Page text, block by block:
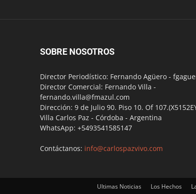
SOBRE NOSOTROS
Director Periodístico: Fernando Agüero -
Director Comercial: Fernando Villa -
fernando.villa@fmazul.com
Dirección: 9 de Julio 90. Piso 10. Of
Villa Carlos Paz - Córdoba - Argentina
WhatsApp: +5493541585147
Contáctanos: info@carlospazvivo.com
Ultimas Noticias Los Hechos